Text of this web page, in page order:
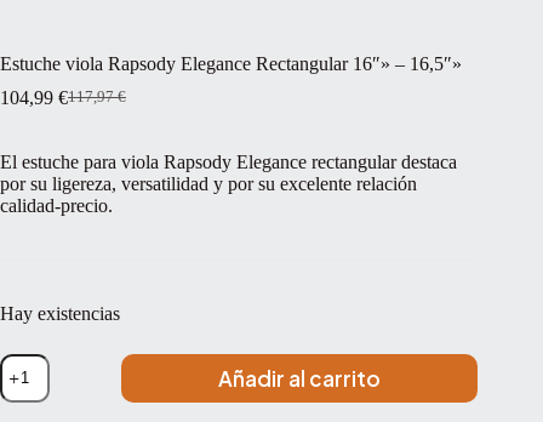
Estuche viola Rapsody Elegance Rectangular 16″» – 16,5″»
117,97€
El
original
era:
117,97 €.
104,99 €El
actual
es:
104,99 €.
El estuche para viola Rapsody Elegance rectangular destaca
por su ligereza, versatilidad y por su excelente relación
calidad-precio.
Hay existencias
Estuche
viola
Rapsody
Añadir al carrito